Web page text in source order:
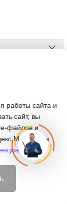
работы сайта и
сайт, вы
файлов и
в